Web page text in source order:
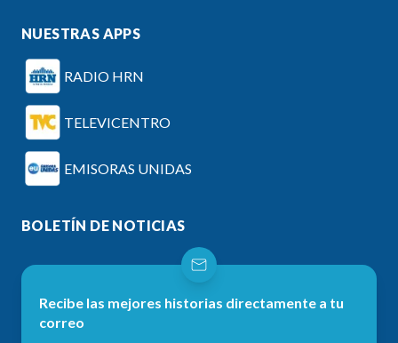
NUESTRAS APPS
RADIO HRN
TELEVICENTRO
EMISORAS UNIDAS
BOLETÍN DE NOTICIAS
Recibe las mejores historias directamente a tu
correo